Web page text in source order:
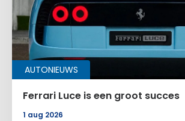
AUTONIEUWS
Ferrari Luce is een groot succes
1 aug 2026